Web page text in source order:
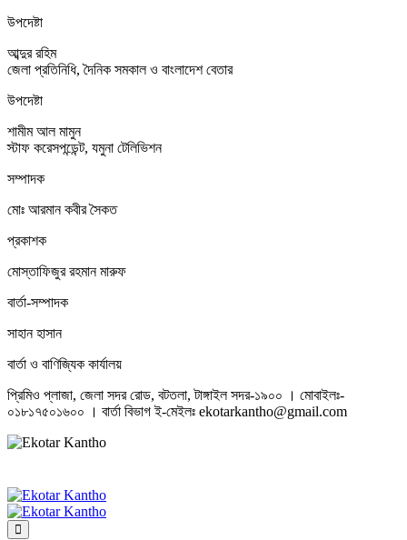
উপদেষ্টা
আব্দুর রহিম
জেলা প্রতিনিধি, দৈনিক সমকাল ও বাংলাদেশ বেতার
উপদেষ্টা
শামীম আল মামুন
স্টাফ করেসপন্ডেন্ট, যমুনা টেলিভিশন
সম্পাদক
মোঃ আরমান কবীর সৈকত
প্রকাশক
মোস্তাফিজুর রহমান মারুফ
বার্তা-সম্পাদক
সাহান হাসান
বার্তা ও বাণিজ্যিক কার্যালয়
প্রিমিও প্লাজা, জেলা সদর রোড, বটতলা, টাঙ্গাইল সদর-১৯০০ । মোবাইলঃ-
০১৮১৭৫০১৬০০ । বার্তা বিভাগ ই-মেইলঃ ekotarkantho@gmail.com